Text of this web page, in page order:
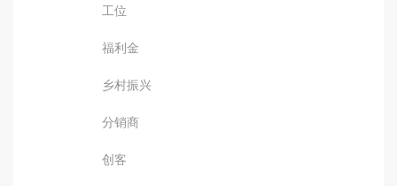
工位
福利金
乡村振兴
分销商
创客